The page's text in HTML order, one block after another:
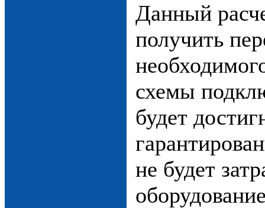
Данный
получить
схемы
будет
не будет